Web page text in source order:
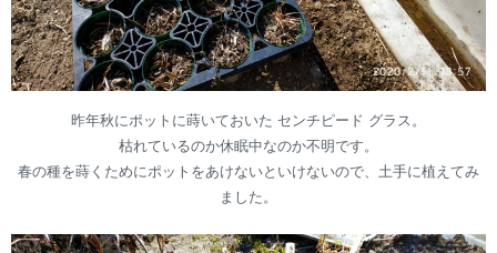
昨年秋にポットに蒔いておいた センチピード グラス。
枯れているのか休眠中なのか不明です。
春の種を蒔くためにポットをあけないといけないので、土手に植えてみ
ました。